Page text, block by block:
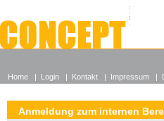
Alle
Wieso
Anmeldung zum internen
Home | Login | Kontakt | Impressum |